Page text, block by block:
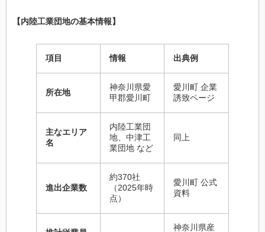
【内陸工業団地の基本情報】
項目 情報 出典例
所在地
神奈川県愛
甲郡愛川町
愛川町 企業
誘致ページ
主なエリア
名
内陸工業団
地、中津工
業団地 など
同上
進出企業数
約370社
（2025年時
点）
愛川町 公式
資料
神奈川県産